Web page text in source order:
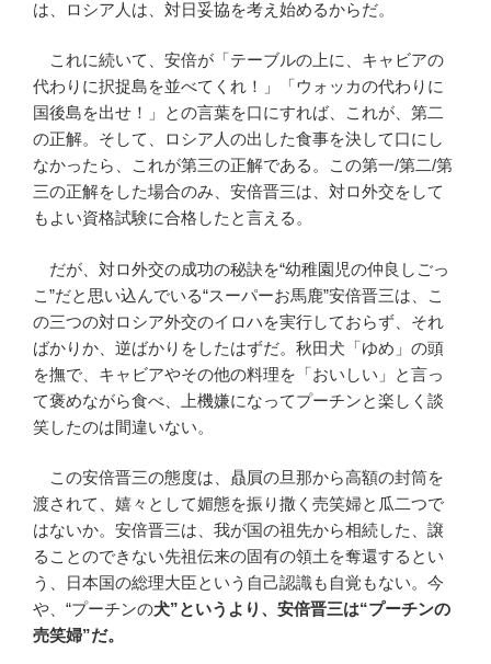
は、ロシア人は、対日妥協を考え始めるからだ。
これに続いて、安倍が「テーブルの上に、キャビアの
代わりに択捉島を並べてくれ！」「ウォッカの代わりに
国後島を出せ！」との言葉を口にすれば、これが、第二
の正解。そして、ロシア人の出した食事を決して口にし
なかったら、これが第三の正解である。この第一/第二/第
三の正解をした場合のみ、安倍晋三は、対ロ外交をして
もよい資格試験に合格したと言える。
だが、対ロ外交の成功の秘訣を“幼稚園児の仲良しごっ
こ”だと思い込んでいる“スーパーお馬鹿”安倍晋三は、こ
の三つの対ロシア外交のイロハを実行しておらず、それ
ばかりか、逆ばかりをしたはずだ。秋田犬「ゆめ」の頭
を撫で、キャビアやその他の料理を「おいしい」と言っ
て褒めながら食べ、上機嫌になってプーチンと楽しく談
笑したのは間違いない。
この安倍晋三の態度は、贔屓の旦那から高額の封筒を
渡されて、嬉々として媚態を振り撒く売笑婦と瓜二つで
はないか。安倍晋三は、我が国の祖先から相続した、譲
ることのできない先祖伝来の固有の領土を奪還するとい
う、日本国の総理大臣という自己認識も自覚もない。今
や、“プーチンの犬”というより、安倍晋三は“プーチンの
売笑婦”だ。